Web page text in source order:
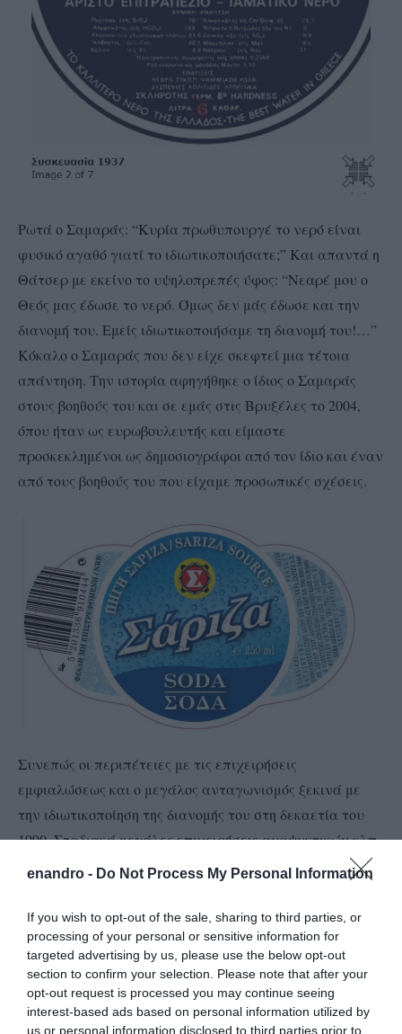
enandro - Do Not Process My Personal Information
If you wish to opt-out of the sale, sharing to third parties, or
processing of your personal or sensitive information for
targeted advertising by us, please use the below opt-out
section to confirm your selection. Please note that after your
opt-out request is processed you may continue seeing
interest-based ads based on personal information utilized by
us or personal information disclosed to third parties prior to
Ρωτά ο Σαμαράς: “Κυρία πρωθυπουργέ το νερό είναι
φυσικό αγαθό γιατί το ιδιωτικοποιήσατε;” Και απαντά η
Θάτσερ με εκείνο το υψηλοπρεπές ύφος: “Νεαρέ μου ο
Θεός μας έδωσε το νερό. Όμως δεν μάς έδωσε και την
διανομή του. Εμείς ιδιωτικοποιήσαμε τη διανομή του!…”
Κόκαλο ο Σαμαράς που δεν είχε σκεφτεί μια τέτοια
απάντηση. Την ιστορία αφηγήθηκε ο ίδιος ο Σαμαράς
στους βοηθούς του και σε εμάς στις Βρυξέλες το 2004,
όπου ήταν ως ευρωβουλευτής και είμαστε
προσκεκλημένοι ως δημοσιογράφοι από τον ίδιο και έναν
από τους βοηθούς του που είχαμε προσωπικές σχέσεις.
Συνεπώς οι περιπέτειες με τις επιχειρήσεις
εμφιαλώσεως και ο μεγάλος ανταγωνισμός ξεκινά με
την ιδιωτικοποίηση της διανομής του στη δεκαετία του
1990. Σταδιακά μεγάλες επιχειρήσεις αναψυκτικών κλπ
αγοράζουν το νερό των πηγών και εμφιαλώνουν
διανομής. Μπαίνουν στον ανταγωνισμό οι πολυεθνικές
και γίνεται η νομοθεσία της ΕΕ πολύ αυστηρή, αλλά και
πολύ ακριβή για τις μικρότερες επιχειρήσεις. Μέσα σε
αυτό ανταγωνιστικό πεδίο καλείται η ΣΑΡΙΖΑ της
Άνδρου να υπάρξει. Το ζήτημα είναι πως, με τι σχέδιο